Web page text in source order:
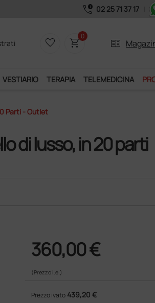
call_quality 02 25 71 37 17 |
favorite_border shopping_cart0
two_pager
VESTIARIO TERAPIA TELEMEDICINA
Parti - Outlet
di lusso, in 20 parti
360,00 €
(Prezzo i.e.)
Prezzo ivato 439,20 €